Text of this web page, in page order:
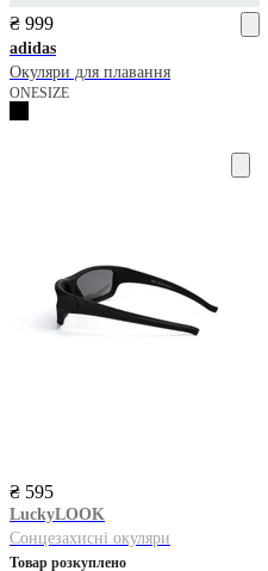
₴ 999
adidas
Окуляри для плавання
ONESIZE
₴ 595
LuckyLOOK
Сонцезахисні окуляри
Товар розкуплено